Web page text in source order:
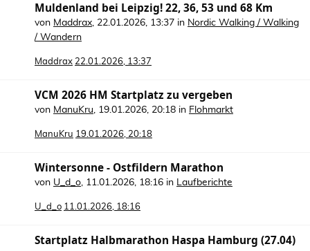
Muldenland bei Leipzig! 22, 36, 53 und 68 Km
von Maddrax, 22.01.2026, 13:37 in Nordic Walking / Walking
/ Wandern
Maddrax 22.01.2026, 13:37
VCM 2026 HM Startplatz zu vergeben
von ManuKru, 19.01.2026, 20:18 in Flohmarkt
ManuKru 19.01.2026, 20:18
Wintersonne - Ostfildern Marathon
von U_d_o, 11.01.2026, 18:16 in Laufberichte
U_d_o 11.01.2026, 18:16
Startplatz Halbmarathon Haspa Hamburg (27.04)